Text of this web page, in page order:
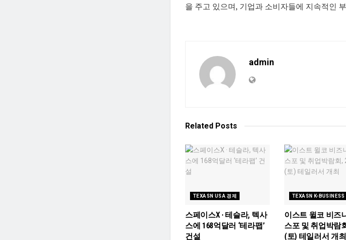
을 주고 있으며, 기업과 소비자들에 지속적인
admin
Related Posts
TEXASN USA 경제
스페이스X · 테슬라, 텍사
스에 168억달러 ‘테라팹’
건설
TEXASN K-BUSINESS
이스트 윌코 비즈
스포 및 취업박람
(토) 테일러서 개최